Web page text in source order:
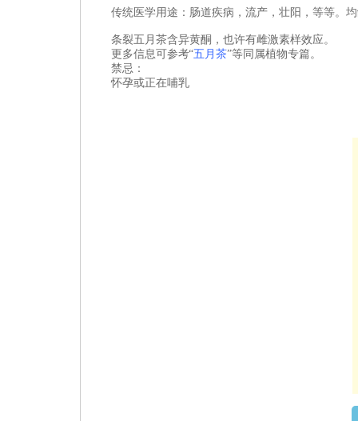
传统医学用途：肠道疾病，流产，壮阳，等等。 均
条裂五月茶含异黄酮，也许有雌激素样效应。
更多信息可参考 “五月茶”等同属植物专篇。
禁忌：
怀孕或正在哺乳